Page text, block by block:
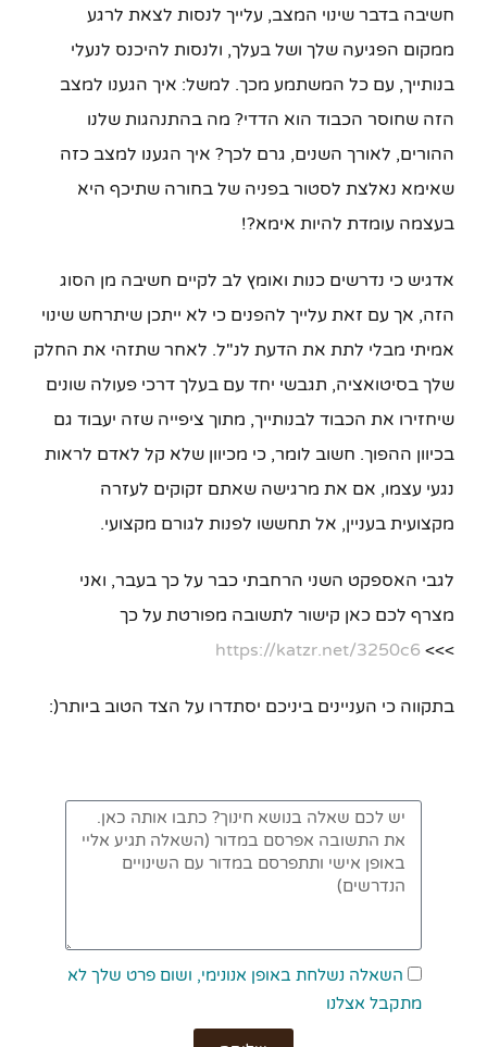
חשיבה בדבר שינוי המצב, עלייך לנסות לצאת לרגע
ממקום הפגיעה שלך ושל בעלך, ולנסות להיכנס לנעלי
בנותייך, עם כל המשתמע מכך. למשל: איך הגענו למצב
הזה שחוסר הכבוד הוא הדדי? מה בהתנהגות שלנו
ההורים, לאורך השנים, גרם לכך? איך הגענו למצב כזה
שאימא נאלצת לסטור בפניה של בחורה שתיכף היא
בעצמה עומדת להיות אימא?!
אדגיש כי נדרשים כנות ואומץ לב לקיים חשיבה מן הסוג
הזה, אך עם זאת עלייך להפנים כי לא ייתכן שיתרחש שינוי
אמיתי מבלי לתת את הדעת לנ"ל. לאחר שתזהי את החלק
שלך בסיטואציה, תגבשי יחד עם בעלך דרכי פעולה שונים
שיחזירו את הכבוד לבנותייך, מתוך ציפייה שזה יעבוד גם
בכיוון ההפוך. חשוב לומר, כי מכיוון שלא קל לאדם לראות
נגעי עצמו, אם את מרגישה שאתם זקוקים לעזרה
מקצועית בעניין, אל תחששו לפנות לגורם מקצועי.
לגבי האספקט השני הרחבתי כבר על כך בעבר, ואני
מצרף לכם כאן קישור לתשובה מפורטת על כך
>>>
https://katzr.net/3250c6
בתקווה כי העניינים ביניכם יסתדרו על הצד הטוב ביותר(:
השאלה נשלחת באופן אנונימי, ושום פרט שלך לא
מתקבל אצלנו